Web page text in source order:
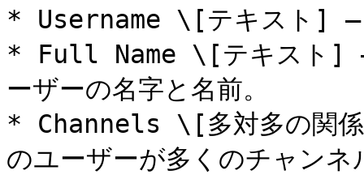
* Username \[テキスト] —
* Full Name \[テキスト] —
ーザーの名字と名前。
* Channels \[多対多の関係
のユーザーが多くのチャン